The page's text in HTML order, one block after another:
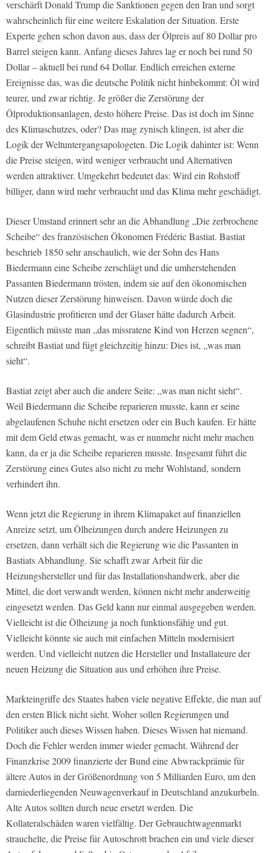
verschärft Donald Trump die Sanktionen gegen den Iran und sorgt
wahrscheinlich für eine weitere Eskalation der Situation. Erste
Experte gehen schon davon aus, dass der Ölpreis auf 80 Dollar pro
Barrel steigen kann. Anfang dieses Jahres lag er noch bei rund 50
Dollar – aktuell bei rund 64 Dollar. Endlich erreichen externe
Ereignisse das, was die deutsche Politik nicht hinbekommt: Öl wird
teurer, und zwar richtig. Je größer die Zerstörung der
Ölproduktionsanlagen, desto höhere Preise. Das ist doch im Sinne
des Klimaschutzes, oder? Das mag zynisch klingen, ist aber die
Logik der Weltuntergangsapologeten. Die Logik dahinter ist: Wenn
die Preise steigen, wird weniger verbraucht und Alternativen
werden attraktiver. Umgekehrt bedeutet das: Wird ein Rohstoff
billiger, dann wird mehr verbraucht und das Klima mehr geschädigt.
Dieser Umstand erinnert sehr an die Abhandlung „Die zerbrochene
Scheibe“ des französischen Ökonomen Frédéric Bastiat. Bastiat
beschrieb 1850 sehr anschaulich, wie der Sohn des Hans
Biedermann eine Scheibe zerschlägt und die umherstehenden
Passanten Biedermann trösten, indem sie auf den ökonomischen
Nutzen dieser Zerstörung hinweisen. Davon würde doch die
Glasindustrie profitieren und der Glaser hätte dadurch Arbeit.
Eigentlich müsste man „das missratene Kind von Herzen segnen“,
schreibt Bastiat und fügt gleichzeitig hinzu: Dies ist, „was man
sieht“.
Bastiat zeigt aber auch die andere Seite: „was man nicht sieht“.
Weil Biedermann die Scheibe reparieren musste, kann er seine
abgelaufenen Schuhe nicht ersetzen oder ein Buch kaufen. Er hätte
mit dem Geld etwas gemacht, was er nunmehr nicht mehr machen
kann, da er ja die Scheibe reparieren musste. Insgesamt führt die
Zerstörung eines Gutes also nicht zu mehr Wohlstand, sondern
verhindert ihn.
Wenn jetzt die Regierung in ihrem Klimapaket auf finanziellen
Anreize setzt, um Ölheizungen durch andere Heizungen zu
ersetzen, dann verhält sich die Regierung wie die Passanten in
Bastiats Abhandlung. Sie schafft zwar Arbeit für die
Heizungshersteller und für das Installationshandwerk, aber die
Mittel, die dort verwandt werden, können nicht mehr anderweitig
eingesetzt werden. Das Geld kann nur einmal ausgegeben werden.
Vielleicht ist die Ölheizung ja noch funktionsfähig und gut.
Vielleicht könnte sie auch mit einfachen Mitteln modernisiert
werden. Und vielleicht nutzen die Hersteller und Installateure der
neuen Heizung die Situation aus und erhöhen ihre Preise.
Markteingriffe des Staates haben viele negative Effekte, die man auf
den ersten Blick nicht sieht. Woher sollen Regierungen und
Politiker auch dieses Wissen haben. Dieses Wissen hat niemand.
Doch die Fehler werden immer wieder gemacht. Während der
Finanzkrise 2009 finanzierte der Bund eine Abwrackprämie für
ältere Autos in der Größenordnung von 5 Milliarden Euro, um den
darniederliegenden Neuwagenverkauf in Deutschland anzukurbeln.
Alte Autos sollten durch neue ersetzt werden. Die
Kollateralschäden waren vielfältig. Der Gebrauchtwagenmarkt
strauchelte, die Preise für Autoschrott brachen ein und viele dieser